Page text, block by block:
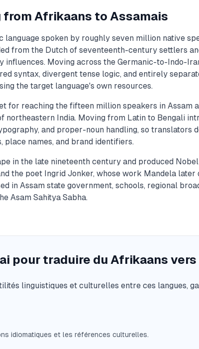
from Afrikaans to Assamais
language spoken by roughly seven million native
from the Dutch of seventeenth-century settlers
influences. Moving across the Germanic-to-Indo-
syntax, divergent tense logic, and entirely
the target language's own resources.
for reaching the fifteen million speakers in Assam
northeastern India. Moving from Latin to Bengali
and proper-noun handling, so translators
place names, and brand identifiers.
in the late nineteenth century and produced
the poet Ingrid Jonker, whose work Mandela later
in Assam state government, schools, regional
Asam Sahitya Sabha.
pour traduire du Afrikaans vers
linguistiques et culturelles entre ces langues,
idiomatiques et les références culturelles.